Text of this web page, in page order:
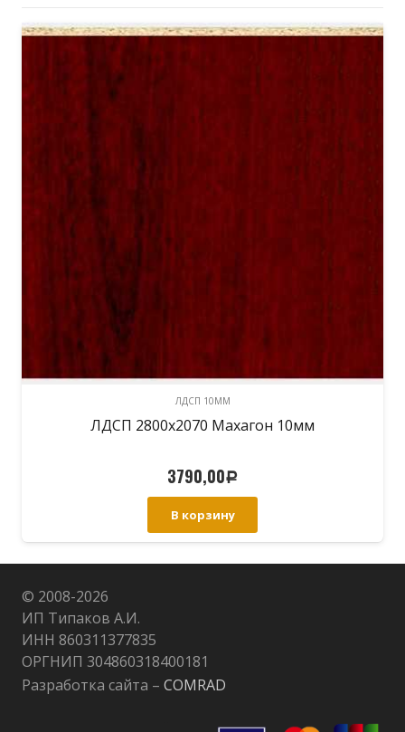
10мм
ЛДСП 10ММ
ЛДСП 2800х2070 Махагон 10мм
3790,00Р
В корзину
© 2008-2026
ИП Типаков А.И.
ИНН 860311377835
ОРГНИП 304860318400181
Разработка сайта – COMRAD